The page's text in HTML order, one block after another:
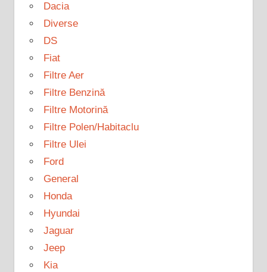
Dacia
Diverse
DS
Fiat
Filtre Aer
Filtre Benzină
Filtre Motorină
Filtre Polen/Habitaclu
Filtre Ulei
Ford
General
Honda
Hyundai
Jaguar
Jeep
Kia